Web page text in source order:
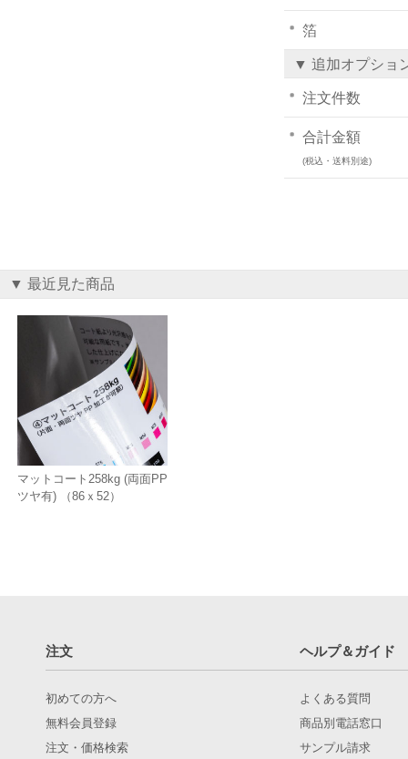
箔
▼ 追加オプショ
注文件数
合計金額
(税込・送料別途)
▼ 最近見た商品
マットコート258kg (両面PP
ツヤ有) （86ｘ52）
注文 ヘルプ＆ガイド
初めての方へ
無料会員登録
注文・価格検索
よくある質問
商品別電話窓口
サンプル請求